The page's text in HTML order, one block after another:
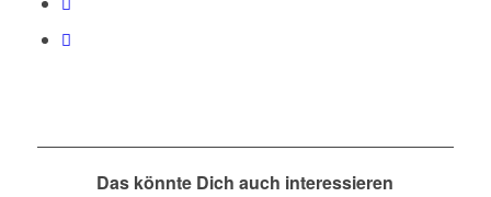
Das könnte Dich auch interessieren